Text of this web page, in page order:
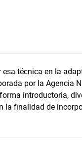
técnica en la
por la Agencia
introductoria,
la finalidad de